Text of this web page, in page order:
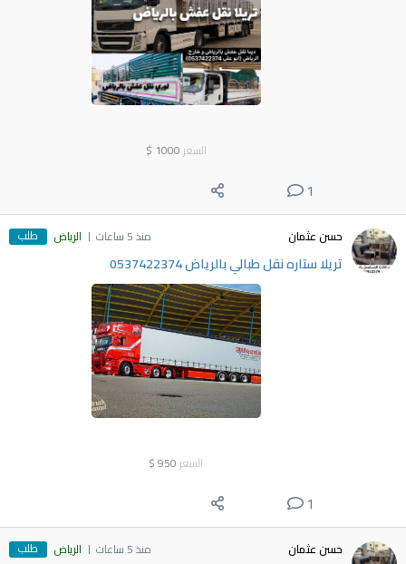
السعر 1000
$
1
حسن عثمان منذ 5 ساعات الرياض طلب
تريلا ستاره نقل طبالي بالرياض 0537422374
السعر 950
$
1
حسن عثمان منذ 5 ساعات الرياض طلب